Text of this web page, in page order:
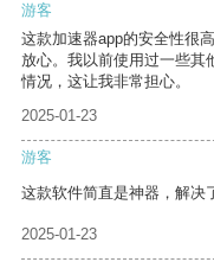
游客
这款加速器app的安全性很
放心。我以前使用过一些其
情况，这让我非常担心。
2025-01-23
游客
这款软件简直是神器，解决
2025-01-23